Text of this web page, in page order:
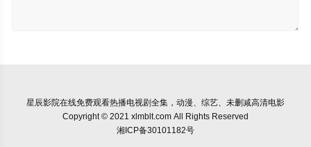
星辰影院在线免费观看热播电视剧全集，动漫、综艺、未删减高清电影
Copyright © 2021 xlmblt.com All Rights Reserved
湘ICP备30101182号